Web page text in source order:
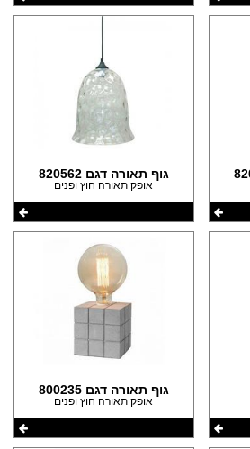
גוף תאורה דגם 820562
אופק תאורה חוץ ופנים
גוף תאורה דגם 800235
אופק תאורה חוץ ופנים